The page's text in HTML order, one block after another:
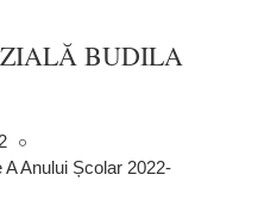
BUDILA
2
Anului Școlar 2022-